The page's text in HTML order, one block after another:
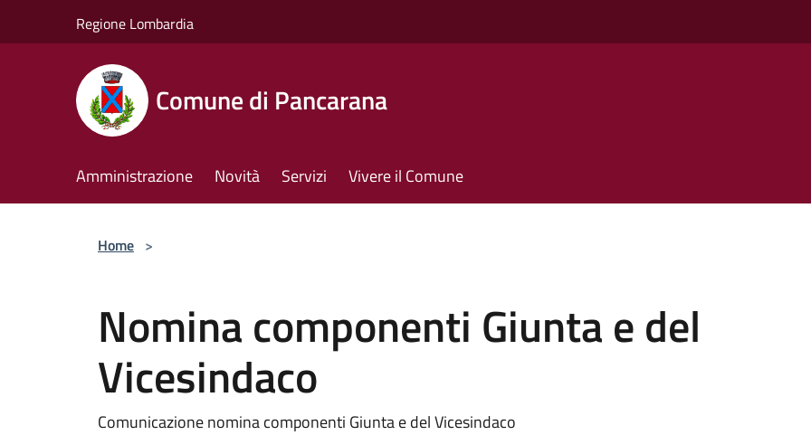
Regione Lombardia
Comune di Pancarana
Amministrazione Novità Servizi Vivere il Comune
Home >
Nomina componenti Giunta e del
Vicesindaco
Comunicazione nomina componenti Giunta e del Vicesindaco